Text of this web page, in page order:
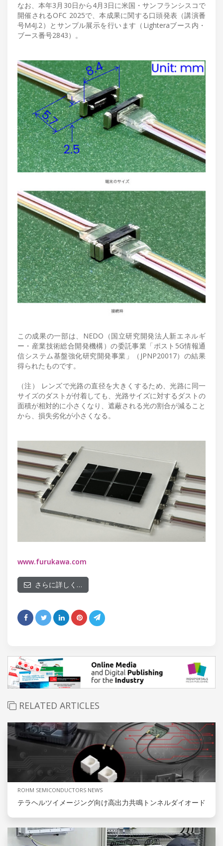
なお、本年3月30日から4月3日に米国・サンフランシスコで
開催されるOFC 2025で、本成果に関する口頭発表（講演番
号M4J.2）とサンプル展示を行います（Lighteraブース内・
ブース番号2843）。
この成果の一部は、NEDO（国立研究開発法人新エネルギ
ー・産業技術総合開発機構）の委託事業「ポスト5G情報通
信システム基盤強化研究開発事業」（JPNP20017）の結果
得られたものです。
（注） レンズで光路の直径を大きくするため、光路に同一
サイズのダストが付着しても、光路サイズに対するダストの
面積が相対的に小さくなり、遮蔽される光の割合が減ること
から、損失劣化が小さくなる。
www.furukawa.com
さらに詳しく…
RELATED ARTICLES
ROHM SEMICONDUCTORS NEWS
テラヘルツイメージング向け高出力共鳴トンネルダイオード